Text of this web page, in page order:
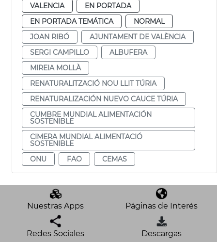
VALENCIA
EN PORTADA
EN PORTADA TEMÁTICA
NORMAL
JOAN RIBÓ
AJUNTAMENT DE VALÈNCIA
SERGI CAMPILLO
ALBUFERA
MIREIA MOLLÀ
RENATURALITZACIÓ NOU LLIT TÚRIA
RENATURALIZACIÓN NUEVO CAUCE TÚRIA
CUMBRE MUNDIAL ALIMENTACIÓN
SOSTENIBLE
CIMERA MUNDIAL ALIMENTACIÓ
SOSTENIBLE
ONU
FAO CEMAS
Nuestras Apps Páginas de Interés
Redes Sociales Descargas